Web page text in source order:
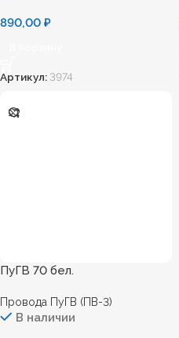
890,00 ₽
Артикул: 3974
ПуГВ 70 бел.
Провода ПуГВ (ПВ-3)
В наличии